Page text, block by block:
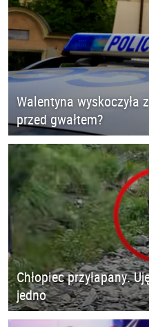
Walentyna wyskoczyła
przed gwałtem?
Chłopiec przyłapany.
jedno